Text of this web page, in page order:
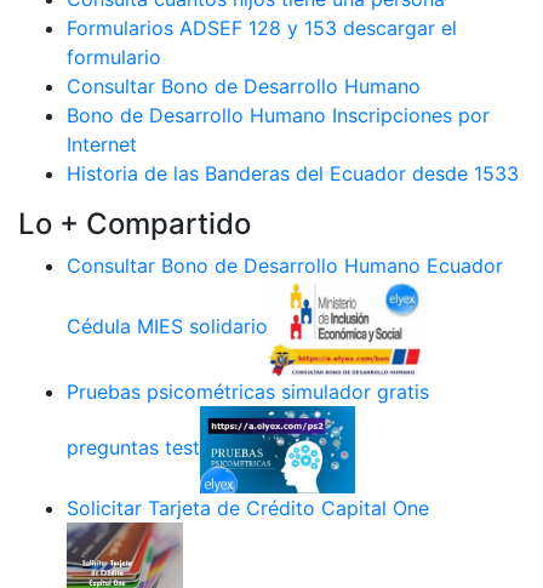
Formularios ADSEF 128 y 153 descargar el
formulario
Consultar Bono de Desarrollo Humano
Bono de Desarrollo Humano Inscripciones por
Internet
Historia de las Banderas del Ecuador desde 1533
Lo + Compartido
Consultar Bono de Desarrollo Humano Ecuador
Cédula MIES solidario
Pruebas psicométricas simulador gratis
preguntas test
Solicitar Tarjeta de Crédito Capital One